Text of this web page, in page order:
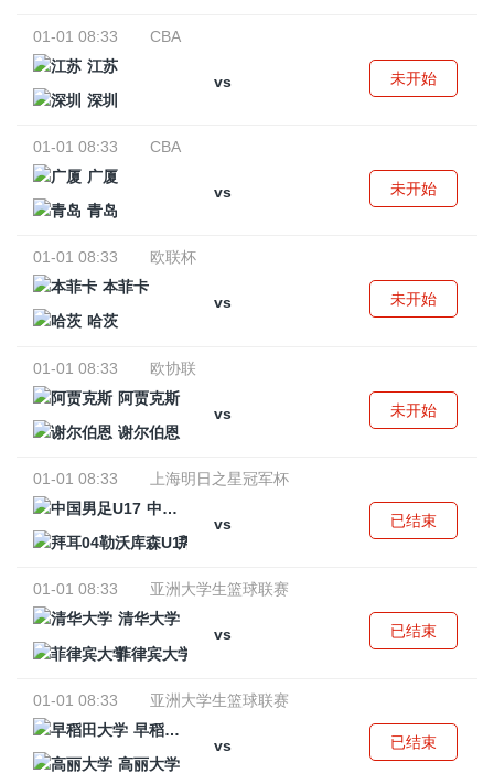
01-01 08:33
CBA
江苏
vs
深圳
未开始
01-01 08:33
CBA
广厦
vs
青岛
未开始
01-01 08:33
欧联杯
本菲卡
vs
哈茨
未开始
01-01 08:33
欧协联
阿贾克斯
vs
谢尔伯恩
未开始
01-01 08:33
上海明日之星冠军杯
中国男足U17
vs
拜耳04勒沃库森U17
已结束
01-01 08:33
亚洲大学生篮球联赛
清华大学
vs
菲律宾大学
已结束
01-01 08:33
亚洲大学生篮球联赛
早稻田大学
vs
高丽大学
已结束